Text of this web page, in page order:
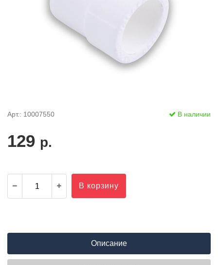
Арт.: 10007550 В наличии
129 р.
В корзину
Описание